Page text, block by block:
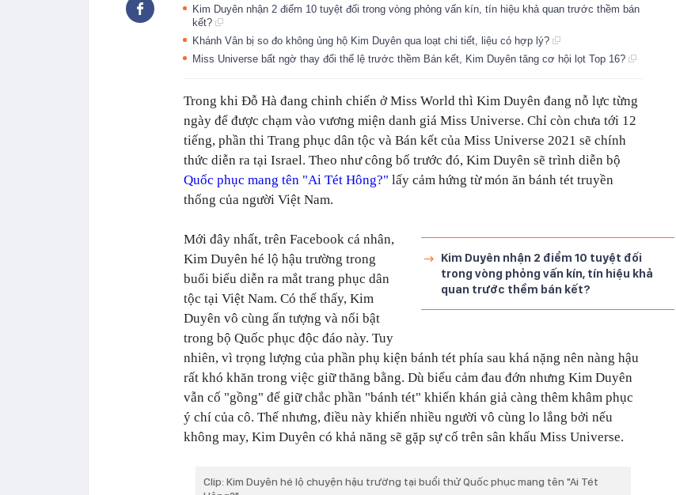
Kim Duyên nhận 2 điểm 10 tuyệt đối trong vòng phỏng vấn kín, tín hiệu khả quan trước thềm bán
kết?
Khánh Vân bị so đo không ủng hộ Kim Duyên qua loạt chi tiết, liệu có hợp lý?
Miss Universe bất ngờ thay đổi thể lệ trước thềm Bán kết, Kim Duyên tăng cơ hội lọt Top 16?
Trong khi Đỗ Hà đang chinh chiến ở Miss World thì Kim Duyên đang nỗ lực từng
ngày để được chạm vào vương miện danh giá Miss Universe. Chỉ còn chưa tới 12
tiếng, phần thi Trang phục dân tộc và Bán kết của Miss Universe 2021 sẽ chính
thức diễn ra tại Israel. Theo như công bố trước đó, Kim Duyên sẽ trình diễn bộ
Quốc phục mang tên "Ai Tét Hông?" lấy cảm hứng từ món ăn bánh tét truyền
thống của người Việt Nam.
Kim Duyên nhận 2 điểm 10 tuyệt đối
trong vòng phỏng vấn kín, tín hiệu khả
quan trước thềm bán kết?
Mới đây nhất, trên Facebook cá nhân,
Kim Duyên hé lộ hậu trường trong
buổi biểu diễn ra mắt trang phục dân
tộc tại Việt Nam. Có thể thấy, Kim
Duyên vô cùng ấn tượng và nổi bật
trong bộ Quốc phục độc đáo này. Tuy
nhiên, vì trọng lượng của phần phụ kiện bánh tét phía sau khá nặng nên nàng hậu
rất khó khăn trong việc giữ thăng bằng. Dù biểu cảm đau đớn nhưng Kim Duyên
vẫn cố "gồng" để giữ chắc phần "bánh tét" khiến khán giả càng thêm khâm phục
ý chí của cô. Thế nhưng, điều này khiến nhiều người vô cùng lo lắng bởi nếu
không may, Kim Duyên có khả năng sẽ gặp sự cố trên sân khấu Miss Universe.
Clip: Kim Duyên hé lộ chuyện hậu trường tại buổi thử Quốc phục mang tên "Ai Tét